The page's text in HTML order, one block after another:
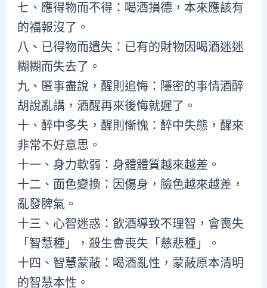
七、應得物而不得：喝酒損德，本來應該有
的福報沒了。
八、已得物而遺失：已有的財物因喝酒迷迷
糊糊而失去了。
九、匿事盡說，醒則追悔：隱密的事情酒醉
胡說亂講，酒醒再來後悔就遲了。
十、醉中多失，醒則慚愧：醉中失態，醒來
非常不好意思。
十一、身力軟弱：身體體質越來越差。
十二、面色變換：因傷身，臉色越來越差，
亂發脾氣。
十三、心智迷惑：飲酒導致不理智，會喪失
「智慧種」，殺生會喪失「慈悲種」。
十四、智慧蒙蔽：喝酒亂性，蒙蔽原本清明
的智慧本性。